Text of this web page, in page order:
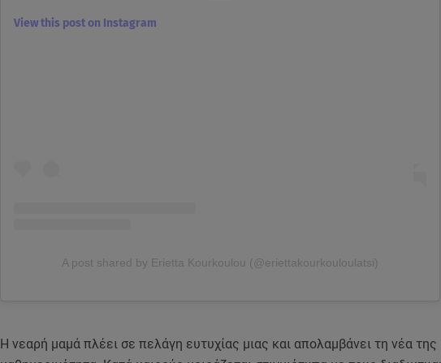
View this post on Instagram
A post shared by Erietta Kourkoulou (@eriettakourkouloulatsi)
Η νεαρή μαμά πλέει σε πελάγη ευτυχίας μιας και απολαμβάνει τη νέα της